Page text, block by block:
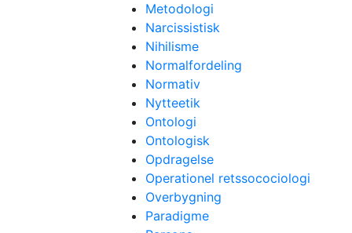
Metodologi
Narcissistisk
Nihilisme
Normalfordeling
Normativ
Nytteetik
Ontologi
Ontologisk
Opdragelse
Operationel retssocociologi
Overbygning
Paradigme